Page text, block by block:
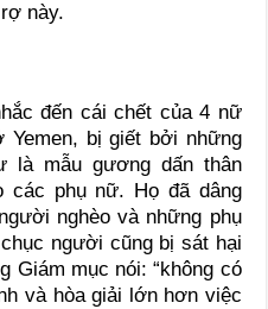
này.
đến cái chết của 4 nữ
bị giết bởi những
là mẫu gương dấn thân
các phụ nữ. Họ đã dâng
nghèo và những phụ
người cũng bị sát hại
Giám mục nói: “không có
và hòa giải lớn hơn việc